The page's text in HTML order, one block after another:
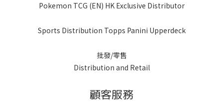
Pokemon TCG (EN) HK Exclusive Distributor
Sports Distribution Topps Panini Upperdeck
批發/零售
Distribution and Retail
顧客服務